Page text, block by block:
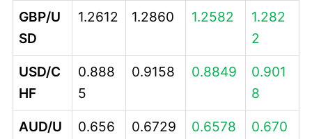
GBP/U
SD
1.2612 1.2860 1.2582
1.282
2
USD/C
HF
0.888
5
0.9158 0.8849
0.901
8
AUD/U
0.656
0.6729 0.6578
0.670